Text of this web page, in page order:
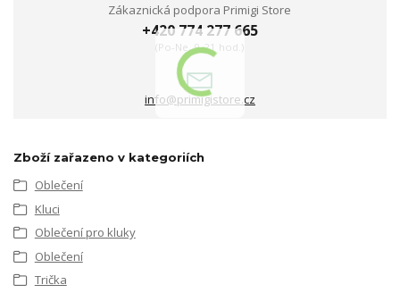
Zákaznická podpora Primigi Store
+420 774 277 665
(Po-Ne, 9-21 hod.)
info@primigistore.cz
Zboží zařazeno v kategoriích
Oblečení
Kluci
Oblečení pro kluky
Oblečení
Trička